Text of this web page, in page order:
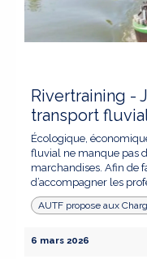
Rivertraining -
transport
Écologique,
fluvial ne manque pas
marchandises. Afin de
d’accompagner les
AUTF propose aux
6 mars 2026